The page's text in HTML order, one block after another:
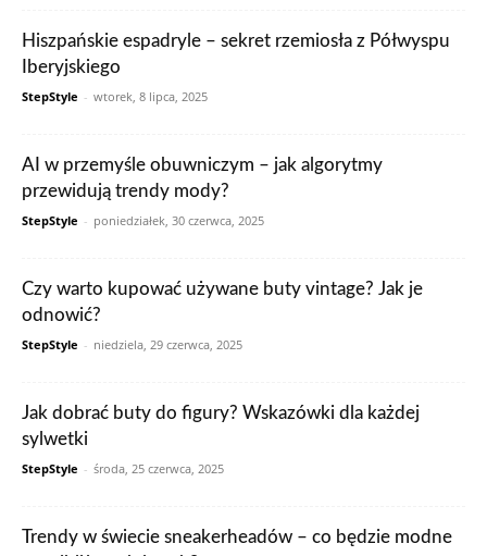
Hiszpańskie espadryle – sekret rzemiosła z Półwyspu
Iberyjskiego
StepStyle - wtorek, 8 lipca, 2025
AI w przemyśle obuwniczym – jak algorytmy
przewidują trendy mody?
StepStyle - poniedziałek, 30 czerwca, 2025
Czy warto kupować używane buty vintage? Jak je
odnowić?
StepStyle - niedziela, 29 czerwca, 2025
Jak dobrać buty do figury? Wskazówki dla każdej
sylwetki
StepStyle - środa, 25 czerwca, 2025
Trendy w świecie sneakerheadów – co będzie modne